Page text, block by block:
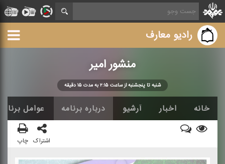
رادیو معارف
منشور امیر
شنبه تا پنجشنبه از ساعت ۲:۱۵ به مدت ۱۵ دقیقه
خانه اخبار آرشیو درباره برنامه عوامل برنامه
اشتراک چاپ